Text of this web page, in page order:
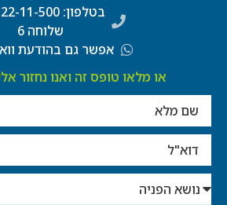
בטלפון: 072-22-11-500
שלוחה 6
אפשר גם בהודעת
או מלאו טופס זה ואנו נחזור